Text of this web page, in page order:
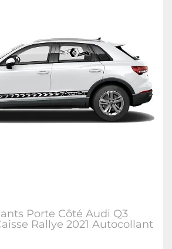
Porte Côté Audi Q3
Rallye 2021 Autocollant